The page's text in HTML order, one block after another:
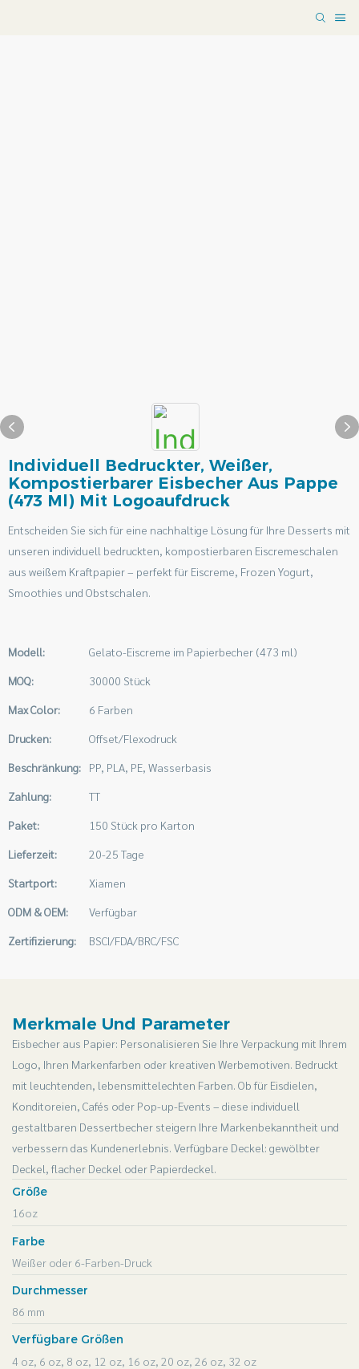
Individuell Bedruckter, Weißer,
Kompostierbarer Eisbecher Aus Pappe
(473 Ml) Mit Logoaufdruck
Entscheiden Sie sich für eine nachhaltige Lösung für Ihre Desserts mit
unseren individuell bedruckten, kompostierbaren Eiscremeschalen
aus weißem Kraftpapier – perfekt für Eiscreme, Frozen Yogurt,
Smoothies und Obstschalen.
Modell:
Gelato-Eiscreme im Papierbecher (473 ml)
MOQ:
30000 Stück
Max Color:
6 Farben
Drucken:
Offset/Flexodruck
Beschränkung:
PP, PLA, PE, Wasserbasis
Zahlung:
TT
Paket:
150 Stück pro Karton
Lieferzeit:
20-25 Tage
Startport:
Xiamen
ODM & OEM:
Verfügbar
Zertifizierung:
BSCI/FDA/BRC/FSC
Merkmale Und Parameter
Eisbecher aus Papier: Personalisieren Sie Ihre Verpackung mit Ihrem
Logo, Ihren Markenfarben oder kreativen Werbemotiven. Bedruckt
mit leuchtenden, lebensmittelechten Farben. Ob für Eisdielen,
Konditoreien, Cafés oder Pop-up-Events – diese individuell
gestaltbaren Dessertbecher steigern Ihre Markenbekanntheit und
verbessern das Kundenerlebnis. Verfügbare Deckel: gewölbter
Deckel, flacher Deckel oder Papierdeckel.
Größe
16oz
Farbe
Weißer oder 6-Farben-Druck
Durchmesser
86 mm
Verfügbare Größen
4 oz, 6 oz, 8 oz, 12 oz, 16 oz, 20 oz, 26 oz, 32 oz